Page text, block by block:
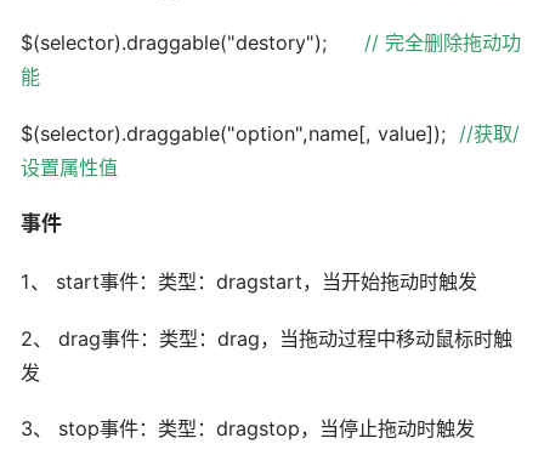
$(selector).draggable("destory"); // 完全删除拖动功
能
$(selector).draggable("option",name[, value]); //获取/
设置属性值
事件
1、 start事件：类型：dragstart，当开始拖动时触发
2、 drag事件：类型：drag，当拖动过程中移动鼠标时触
发
3、 stop事件：类型：dragstop，当停止拖动时触发